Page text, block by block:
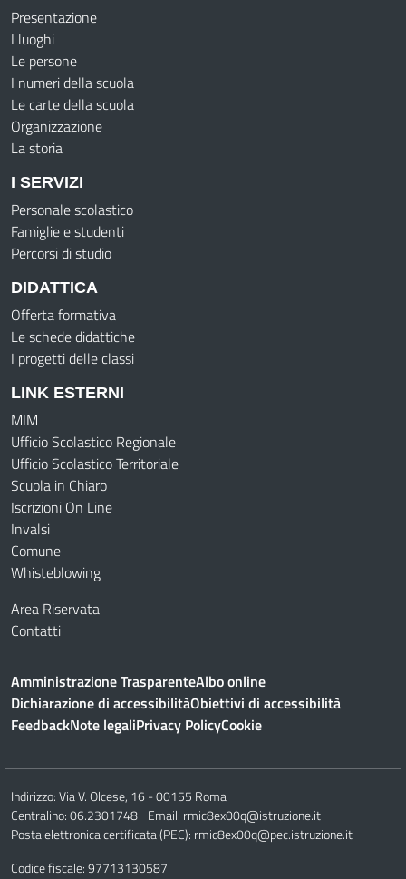
Presentazione
I luoghi
Le persone
I numeri della scuola
Le carte della scuola
Organizzazione
La storia
I SERVIZI
Personale scolastico
Famiglie e studenti
Percorsi di studio
DIDATTICA
Offerta formativa
Le schede didattiche
I progetti delle classi
LINK ESTERNI
MIM
Ufficio Scolastico Regionale
Ufficio Scolastico Territoriale
Scuola in Chiaro
Iscrizioni On Line
Invalsi
Comune
Whisteblowing
Area Riservata
Contatti
Amministrazione TrasparenteAlbo online
Dichiarazione di accessibilitàObiettivi di accessibilità
FeedbackNote legaliPrivacy PolicyCookie
Indirizzo:Via V. Olcese, 16 - 00155 Roma
Centralino:06.2301748 Email: rmic8ex00q@istruzione.it
Posta elettronica certificata (PEC): rmic8ex00q@pec.istruzione.it
Codice fiscale: 97713130587